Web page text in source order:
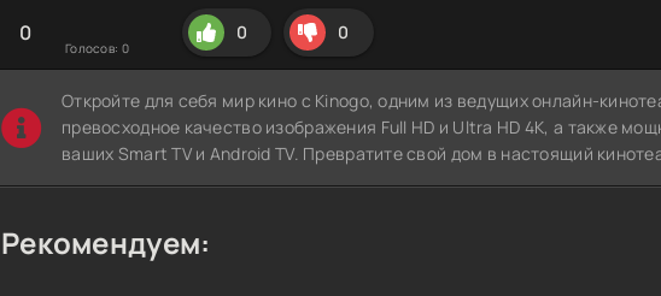
0
Голосов: 0
0 0
Откройте для себя мир кино с Kinogo, одним из ведущих онлайн-
превосходное качество изображения Full HD и Ultra HD 4K, а также
ваших Smart TV и Android TV. Превратите свой дом в настоящий
Рекомендуем: